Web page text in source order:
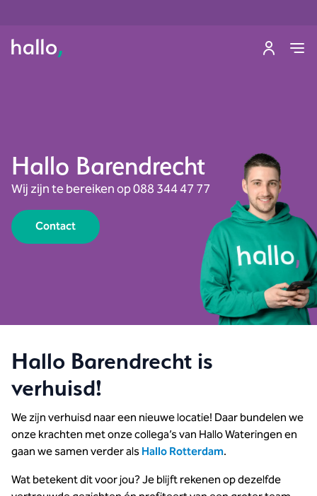
Hallo Barendrecht
Wij zijn te bereiken op 088 344 47 77
Contact
Hallo Barendrecht is
verhuisd!
We zijn verhuisd naar een nieuwe locatie! Daar bundelen we
onze krachten met onze collega’s van Hallo Wateringen en
gaan we samen verder alsHallo Rotterdam.
Wat betekent dit voor jou? Je blijft rekenen op dezelfde